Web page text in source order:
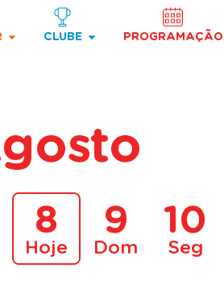
CLUBE PROGRAMAÇÃO
8
Hoje
9
Dom
10
Seg